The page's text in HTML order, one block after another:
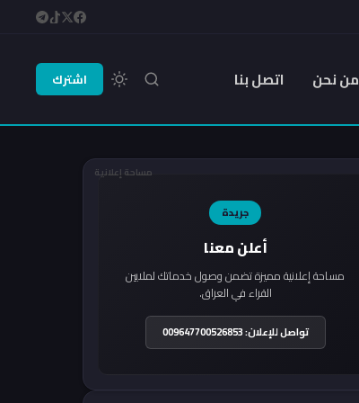
من نحن اتصل بنا اشترك
مساحة إعلانية
جريدة
أعلن معنا
مساحة إعلانية مميزة تضمن وصول خدماتك لملايين
القراء في العراق.
تواصل للإعلان: 009647700526853